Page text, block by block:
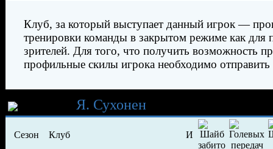
Клуб, за который выступает данный игрок —
тренировки команды в закрытом режиме как для
зрителей. Для того, что получить возможность
профильные скилы игрока необходимо отправить
Я. Сухонен
Сезон Клуб И